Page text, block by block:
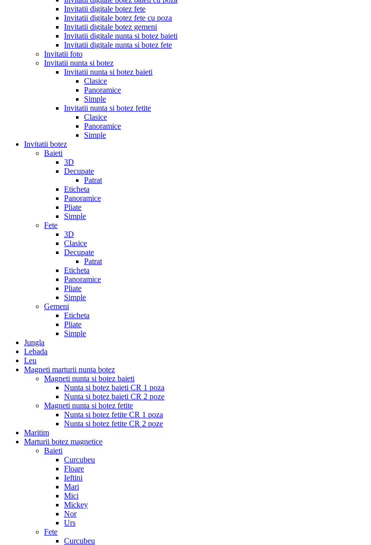
Invitatii digitale botez fete
Invitatii digitale botez fete cu poza
Invitatii digitale botez gemeni
Invitatii digitale nunta si botez baieti
Invitatii digitale nunta si botez fete
Invitatii foto
Invitatii nunta si botez
Invitatii nunta si botez baieti
Clasice
Panoramice
Simple
Invitatii nunta si botez fetite
Clasice
Panoramice
Simple
Invitatii botez
Baieti
3D
Decupate
Patrat
Eticheta
Panoramice
Pliate
Simple
Fete
3D
Clasice
Decupate
Patrat
Eticheta
Panoramice
Pliate
Simple
Gemeni
Eticheta
Pliate
Simple
Jungla
Lebada
Leu
Magneti marturii nunta botez
Magneti nunta si botez baieti
Nunta si botez baieti CR 1 poza
Nunta si botez baieti CR 2 poze
Magneti nunta si botez fetite
Nunta si botez fetite CR 1 poza
Nunta si botez fetite CR 2 poze
Maritim
Marturii botez magnetice
Baieti
Curcubeu
Floare
Ieftini
Mari
Mici
Mickey
Nor
Urs
Fete
Curcubeu